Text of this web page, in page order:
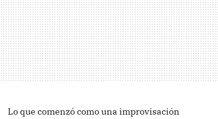
Lo que comenzó como una improvisación